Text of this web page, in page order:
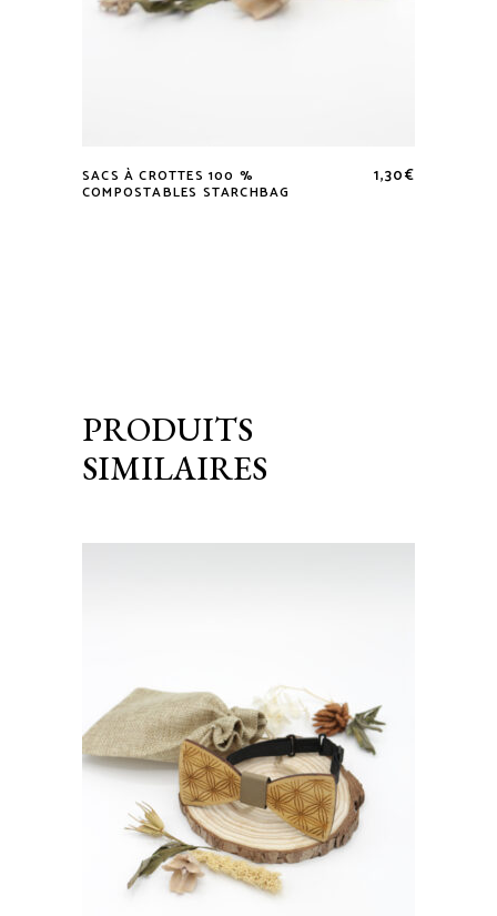
SACS À CROTTES 100 %
COMPOSTABLES STARCHBAG
1,30€
PRODUITS
SIMILAIRES